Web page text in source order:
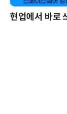
현업에서 바로